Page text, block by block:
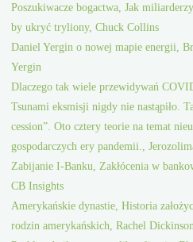
Poszukiwacze bogactwa, Jak
by ukryć tryliony, Chuck Collins
Daniel Yergin o nowej mapie energii,
Yergin
Dlaczego tak wiele przewidywań
Tsunami eksmisji nigdy nie nastąpiło.
cession”. Oto cztery teorie na temat
gospodarczych ery pandemii.,
Zabijanie I-Banku, Zakłócenia w
CB Insights
Amerykańskie dynastie, Historia
rodzin amerykańskich, Rachel